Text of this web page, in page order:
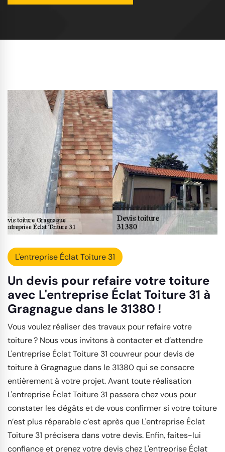
L'entreprise Éclat Toiture 31
Un devis pour refaire votre toiture
avec L'entreprise Éclat Toiture 31 à
Gragnague dans le 31380 !
Vous voulez réaliser des travaux pour refaire votre
toiture ? Nous vous invitons à contacter et d’attendre
L'entreprise Éclat Toiture 31 couvreur pour devis de
toiture à Gragnague dans le 31380 qui se consacre
entièrement à votre projet. Avant toute réalisation
L'entreprise Éclat Toiture 31 passera chez vous pour
constater les dégâts et de vous confirmer si votre toiture
n’est plus réparable c’est après que L'entreprise Éclat
Toiture 31 précisera dans votre devis. Enfin, faites-lui
confiance et prenez votre devis chez L'entreprise Éclat